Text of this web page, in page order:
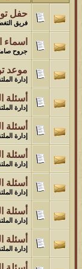
مسابقة ( اعرف
غير اسم اللي قبلك
اتحداك تجيب
المنتدى كالأنسان
ܓܨ الإعجآز
حفل
فريق
اسماء
جروح
موعد
إدارة
أسئلة
إدارة
أسئلة
إدارة
أسئلة
إدارة
أسئلة
إدارة
أسئلة
إدارة
أسئلة
إدارة